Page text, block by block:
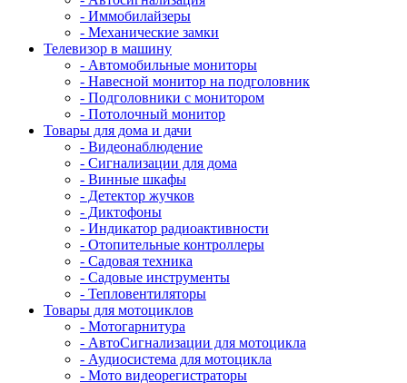
- Иммобилайзеры
- Механические замки
Телевизор в машину
- Автомобильные мониторы
- Навесной монитор на подголовник
- Подголовники с монитором
- Потолочный монитор
Товары для дома и дачи
- Видеонаблюдение
- Сигнализации для дома
- Винные шкафы
- Детектор жучков
- Диктофоны
- Индикатор радиоактивности
- Отопительные контроллеры
- Садовая техника
- Садовые инструменты
- Тепловентиляторы
Товары для мотоциклов
- Mотогарнитура
- АвтоСигнализации для мотоцикла
- Аудиосистема для мотоцикла
- Мото видеорегистраторы